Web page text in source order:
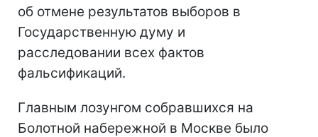
об отмене результатов выборов в
Государственную думу и
расследовании всех фактов
фальсификаций.
Главным лозунгом собравшихся на
Болотной набережной в Москве было